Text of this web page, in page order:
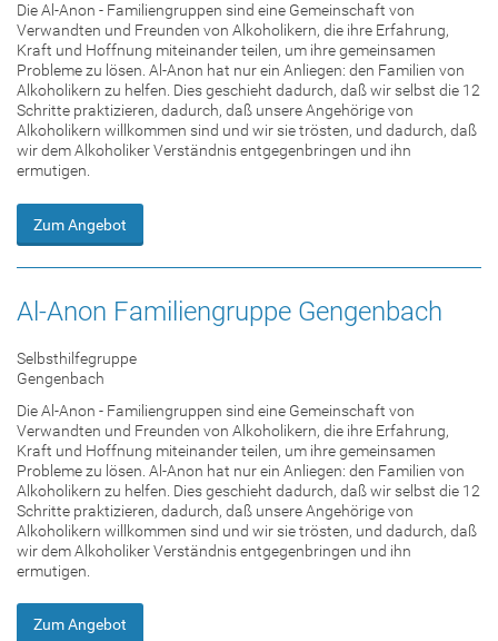
Die Al-Anon - Familiengruppen sind eine Gemeinschaft von
Verwandten und Freunden von Alkoholikern, die ihre Erfahrung,
Kraft und Hoffnung miteinander teilen, um ihre gemeinsamen
Probleme zu lösen. Al-Anon hat nur ein Anliegen: den Familien von
Alkoholikern zu helfen. Dies geschieht dadurch, daß wir selbst die 12
Schritte praktizieren, dadurch, daß unsere Angehörige von
Alkoholikern willkommen sind und wir sie trösten, und dadurch, daß
wir dem Alkoholiker Verständnis entgegenbringen und ihn
ermutigen.
Zum Angebot
Al-Anon Familiengruppe Gengenbach
Selbsthilfegruppe
Gengenbach
Die Al-Anon - Familiengruppen sind eine Gemeinschaft von
Verwandten und Freunden von Alkoholikern, die ihre Erfahrung,
Kraft und Hoffnung miteinander teilen, um ihre gemeinsamen
Probleme zu lösen. Al-Anon hat nur ein Anliegen: den Familien von
Alkoholikern zu helfen. Dies geschieht dadurch, daß wir selbst die 12
Schritte praktizieren, dadurch, daß unsere Angehörige von
Alkoholikern willkommen sind und wir sie trösten, und dadurch, daß
wir dem Alkoholiker Verständnis entgegenbringen und ihn
ermutigen.
Zum Angebot